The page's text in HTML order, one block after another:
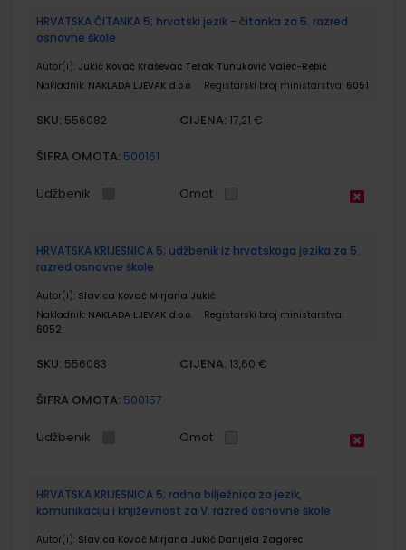
proizvodi
HRVATSKA ČITANKA 5; hrvatski jezik - čitanka za 5. razred
osnovne škole
Autor(i): Jukić Kovač Kraševac Težak Tunuković Valec-Rebić
Nakladnik: NAKLADA LJEVAK d.o.o. Registarski broj ministarstva: 6051
SKU: 556082 CIJENA: 17,21 €
ŠIFRA OMOTA: 500161
Udžbenik Omot
HRVATSKA KRIJESNICA 5; udžbenik iz hrvatskoga jezika za 5.
razred osnovne škole
Autor(i): Slavica Kovač Mirjana Jukić
Nakladnik: NAKLADA LJEVAK d.o.o.
Registarski broj ministarstva:
6052
SKU: 556083 CIJENA: 13,60 €
ŠIFRA OMOTA: 500157
Udžbenik Omot
HRVATSKA KRIJESNICA 5; radna bilježnica za jezik,
komunikaciju i književnost za V. razred osnovne škole
Autor(i): Slavica Kovač Mirjana Jukić Danijela Zagorec